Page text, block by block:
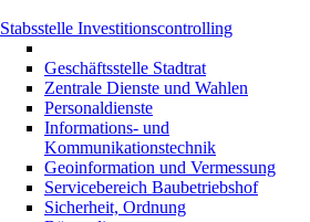
Stabsstelle Investitionscontrolling
Geschäftsstelle Stadtrat
Zentrale Dienste und Wahlen
Personaldienste
Informations- und
Kommunikationstechnik
Geoinformation und Vermessung
Servicebereich Baubetriebshof
Sicherheit, Ordnung